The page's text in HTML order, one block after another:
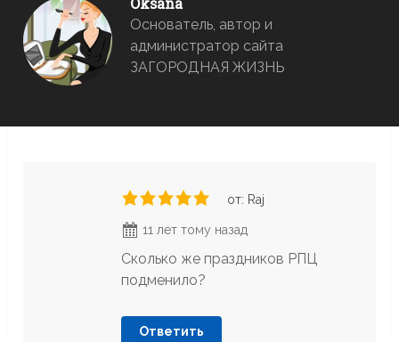
Основатель, автор и
администратор сайта
ЗАГОРОДНАЯ ЖИЗНЬ
от: Raj
11 лет тому назад
Сколько же праздников РПЦ
подменило?
Ответить